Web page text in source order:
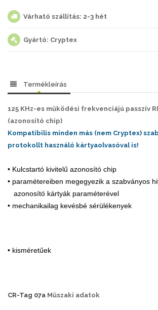
Várható szállítás: 2-3 hét
Gyártó: Cryptex
Termékleírás
125 KHz-es működési frekvenciájú passzív
(azonosító chip)
Kompatibilis minden más (nem Cryptex)
protokollt használó kártyaolvasóval is!
• Kulcstartó kivitelű azonosító chip
• paramétereiben megegyezik a szabványos
azonosító kártyák paraméterével
• mechanikailag kevésbé sérülékenyek
• kisméretűek
CR-Tag 07a Műszaki adatok